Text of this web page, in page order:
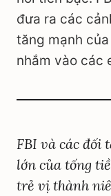
đưa ra các
tăng mạnh
nhắm vào các
FBI và các đối
lớn của tống
trẻ vị thành